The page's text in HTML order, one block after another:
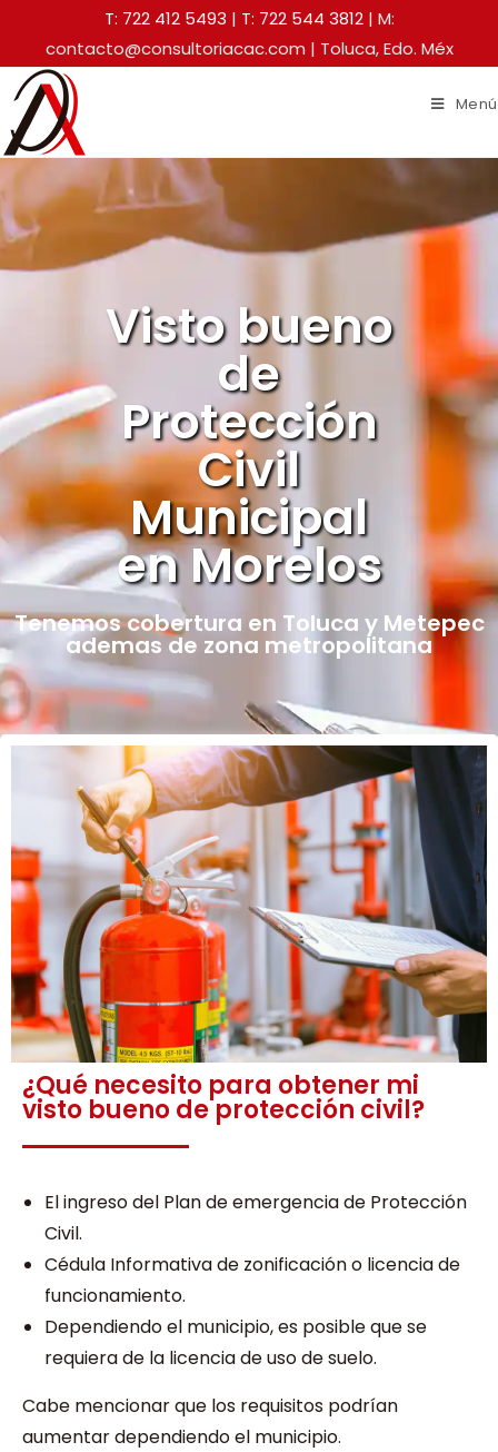
T: 722 412 5493 | T: 722 544 3812| M:
contacto@consultoriacac.com | Toluca, Edo. Méx
Menú
Visto bueno
de
Protección
Civil
Municipal
en Morelos
Tenemos cobertura en Toluca y Metepec
ademas de zona metropolitana
¿Qué necesito para obtener mi
visto bueno de protección civil?
El ingreso del Plan de emergencia de Protección
Civil.
Cédula Informativa de zonificación o licencia de
funcionamiento.
Dependiendo el municipio, es posible que se
requiera de la licencia de uso de suelo.
Cabe mencionar que los requisitos podrían
aumentar dependiendo el municipio.